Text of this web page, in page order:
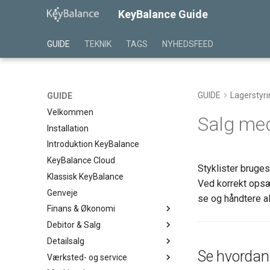
KeyBalance Guide
GUIDE TEKNIK TAGS NYHEDSFEED
GUIDE
Velkommen
Installation
Introduktion KeyBalance
KeyBalance Cloud
Klassisk KeyBalance
Genveje
Finans & Økonomi
Kassekladde
BS Kassekladde
Kontoplan
Debitor & Salg
Salgstilbud
Salgsordre
Detailsalg
Detailsalg
Værksted- og service
GUIDE
Salg
Styklister
Ved korrekt
se og håndtere
Se